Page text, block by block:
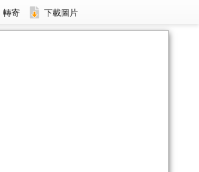
轉寄 下載圖片